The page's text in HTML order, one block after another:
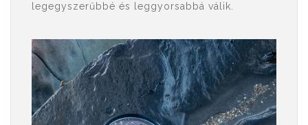
legegyszerűbbé és leggyorsabbá válik.